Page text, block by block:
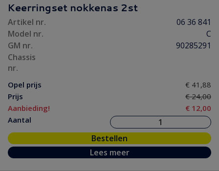
Keerringset nokkenas 2st
Artikel nr.
06 36 841
Model nr.
C
GM nr.
90285291
Chassis
nr.
Opel prijs
€ 41,88
Prijs
€ 24,00
Aanbieding!
€ 12,00
Aantal
Bestellen
Lees meer